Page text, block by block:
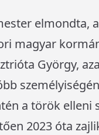
elmondta,
magyar
György,
a török
2023 óta